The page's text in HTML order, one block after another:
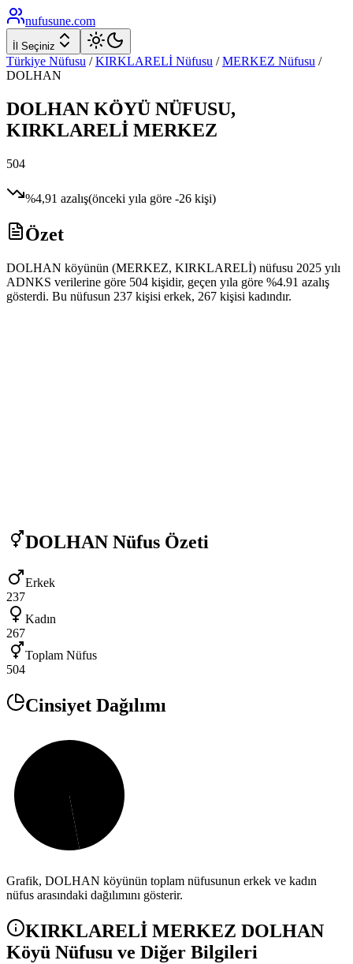
nufusune.com
İl Seçiniz
Türkiye Nüfusu / KIRKLARELİ Nüfusu / MERKEZ Nüfusu /
DOLHAN
DOLHAN KÖYÜ NÜFUSU,
KIRKLARELİ MERKEZ
504
%4,91 azalış(önceki yıla göre -26 kişi)
Özet
DOLHAN köyünün (MERKEZ, KIRKLARELİ) nüfusu 2025 yılı
ADNKS verilerine göre 504 kişidir, geçen yıla göre %4.91 azalış
gösterdi. Bu nüfusun 237 kişisi erkek, 267 kişisi kadındır.
DOLHAN Nüfus Özeti
Erkek
237
Kadın
267
Toplam Nüfus
504
Cinsiyet Dağılımı
Grafik, DOLHAN köyünün toplam nüfusunun erkek ve kadın
nüfus arasındaki dağılımını gösterir.
KIRKLARELİ MERKEZ DOLHAN
Köyü Nüfusu ve Diğer Bilgileri